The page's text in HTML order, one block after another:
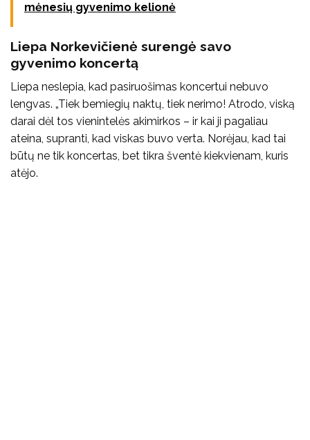
mėnesių gyvenimo kelionė
Liepa Norkevičienė surengė savo
gyvenimo koncertą
Liepa neslepia, kad pasiruošimas koncertui nebuvo
lengvas. „Tiek bemiegių naktų, tiek nerimo! Atrodo, viską
darai dėl tos vienintelės akimirkos – ir kai ji pagaliau
ateina, supranti, kad viskas buvo verta. Norėjau, kad tai
būtų ne tik koncertas, bet tikra šventė kiekvienam, kuris
atėjo.